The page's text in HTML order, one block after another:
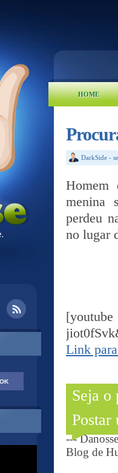
HOME
DarkSide -
menina
perdeu
no lugar
Link
Seja o
Postar
---
Blog de